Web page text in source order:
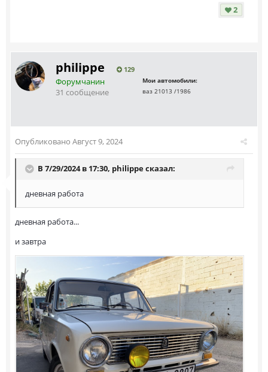
2
philippe 129
Форумчанин
31 сообщение
Мои автомобили:
ваз 21013 /1986
Опубликовано Август 9, 2024
В 7/29/2024 в 17:30, philippeсказал:
дневная работа
дневная работа...
и завтра